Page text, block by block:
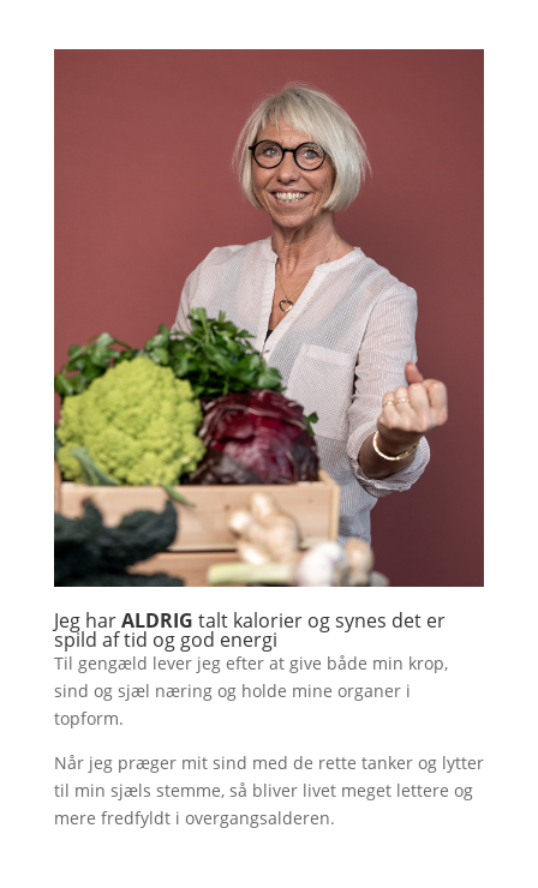
Jeg harALDRIG talt kalorier og synes det er
spild af tid og god energi
Til gengæld lever jeg efter at give både min krop,
sind og sjæl næring og holde mine organer i
topform.
Når jeg præger mit sind med de rette tanker og lytter
til min sjæls stemme, så bliver livet meget lettere og
mere fredfyldt i overgangsalderen.